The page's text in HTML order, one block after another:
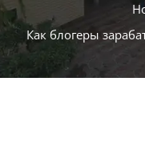
Science Lab
Mandatory Disclosure
Как блогеры